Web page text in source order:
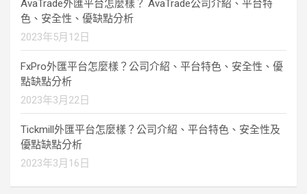
AvaTrade外匯平台怎麼樣？ AvaTrade公司介紹、平台特
色、安全性、優缺點分析
2023年5月12日
FxPro外匯平台怎麼樣？公司介紹、平台特色、安全性、優
點缺點分析
2023年3月22日
Tickmill外匯平台怎麼樣？公司介紹、平台特色、安全性及
優點缺點分析
2023年3月16日